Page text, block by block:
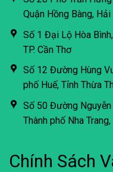
Quận Hồng Bàng,
Số 1 Đại Lộ Hòa
TP. Cần Thơ
Số 12 Đường Hùng
phố Huế, Tỉnh Thừa
Số 50 Đường
Thành phố Nha
Chính Sách